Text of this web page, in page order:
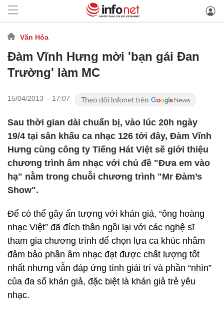
Văn Hóa
Đàm Vĩnh Hưng mời 'bạn gái Đan
Trường' làm MC
15/04/2013 - 17:07
Sau thời gian dài chuẩn bị, vào lúc 20h ngày
19/4 tại sân khấu ca nhạc 126 tới đây, Đàm Vĩnh
Hưng cùng công ty Tiếng Hát Việt sẽ giới thiệu
chương trình âm nhạc với chủ đề "Đưa em vào
hạ" nằm trong chuỗi chương trình "Mr Đàm’s
Show".
Để có thể gây ấn tượng với khán giả, “ông hoàng
nhạc Việt” đã đích thân ngồi lại với các nghệ sĩ
tham gia chương trình để chọn lựa ca khúc nhằm
đảm bảo phần âm nhạc đạt được chất lượng tốt
nhất nhưng vẫn đáp ứng tính giải trí và phần “nhìn”
của đa số khán giả, đặc biệt là khán giả trẻ yêu
nhạc.